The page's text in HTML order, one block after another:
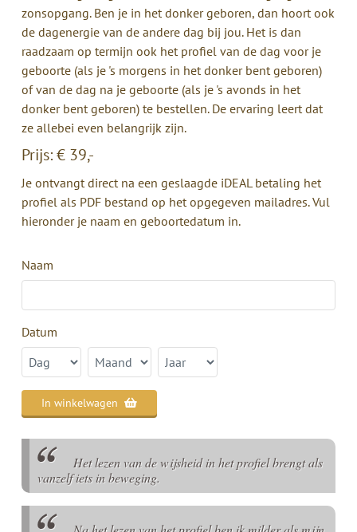
zonsopgang. Ben je in het donker geboren, dan hoort ook
de dagenergie van de andere dag bij jou. Het is dan
raadzaam op termijn ook het profiel van de dag voor je
geboorte (als je 's morgens in het donker bent geboren)
of van de dag na je geboorte (als je 's avonds in het
donker bent geboren) te bestellen. De ervaring leert dat
ze allebei even belangrijk zijn.
Prijs: € 39,-
Je ontvangt direct na een geslaagde iDEAL betaling het
profiel als PDF bestand op het opgegeven mailadres.Vul
hieronder je naam en geboortedatum in.
Naam
Datum
In winkelwagen
Het lezen van de wijsheid in het profiel brengt als
vanzelf iets in beweging.